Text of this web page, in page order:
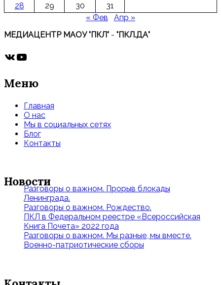
28
29 30
31
« Фев
Апр »
МЕДИАЦЕНТР МАОУ "ПКЛ" - "ПКЛ.ДА"
ВКонтакте
YouTube
Меню
Главная
О нас
Мы в социальных сетях
Блог
Контакты
Новости
Разговоры о важном. Прорыв блокады
Ленинграда.
Разговоры о важном. Рождество.
ПКЛ в Федеральном реестре «Всероссийская
Книга Почета» 2022 года
Разговоры о важном. Мы разные, мы вместе.
Военно-патриотические сборы